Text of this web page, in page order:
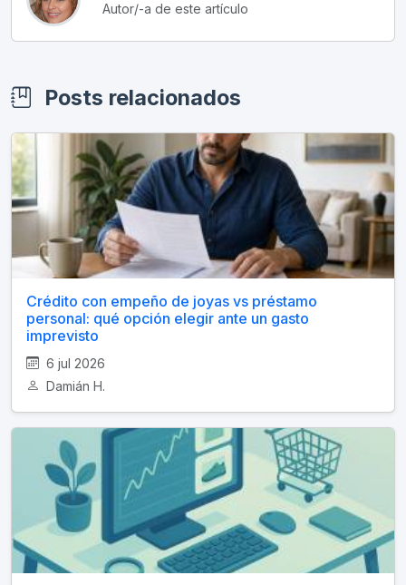
Autor/-a de este artículo
Posts relacionados
Crédito con empeño de joyas vs préstamo
personal: qué opción elegir ante un gasto
imprevisto
6 jul 2026
Damián H.